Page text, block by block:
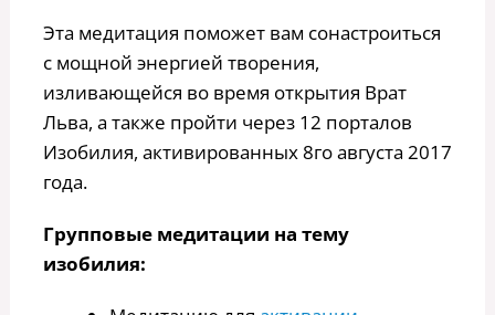
Эта медитация поможет вам сонастроиться
с мощной энергией творения,
изливающейся во время открытия Врат
Льва, а также пройти через 12 порталов
Изобилия, активированных 8го августа 2017
года.
Групповые медитации на тему
изобилия: